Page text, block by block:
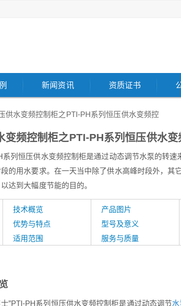
新闻资讯 资质证书
供水变频控制柜之PTI-PH系列恒压供水变频控
变频控制柜之PTI-PH系列恒压供水变
系列恒压供水变频控制柜是通过动态调节水泵的转速
的用水要求。在一天当中除了供水高峰时段外，其
达到大幅度节能的目的。
技术概览
优势与特点
适用范围
产品图片
型号及意义
服务与质量
”PTI-PH系列恒压供水变频控制柜是通过动态调节